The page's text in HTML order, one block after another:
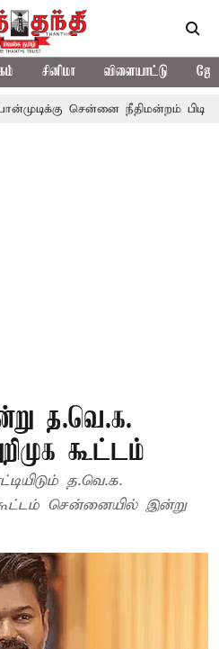
சினிமா விளையாட்டு
நீதிமன்றம் பிடிவாராண்ட்
த.வெ.க.
கூட்டம்
த.வெ.க.
சென்னையில் இன்று